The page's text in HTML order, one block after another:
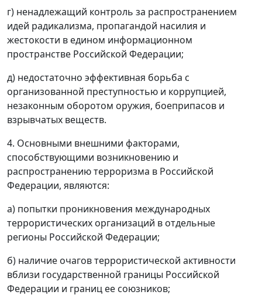
г) ненадлежащий контроль за распространением
идей радикализма, пропагандой насилия и
жестокости в едином информационном
пространстве Российской Федерации;
д) недостаточно эффективная борьба с
организованной преступностью и коррупцией,
незаконным оборотом оружия, боеприпасов и
взрывчатых веществ.
4. Основными внешними факторами,
способствующими возникновению и
распространению терроризма в Российской
Федерации, являются:
а) попытки проникновения международных
террористических организаций в отдельные
регионы Российской Федерации;
б) наличие очагов террористической активности
вблизи государственной границы Российской
Федерации и границ ее союзников;